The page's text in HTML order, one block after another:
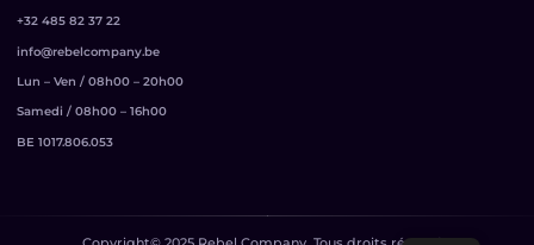
+32 485 82 37 22
info@rebelcompany.be
Lun – Ven / 08h00 – 20h00
Samedi / 08h00 – 16h00
BE 1017.806.053